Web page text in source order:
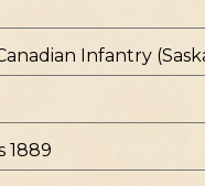
Infantry
1889